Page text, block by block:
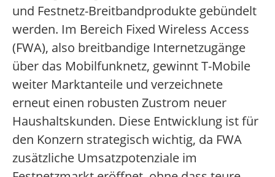
und Festnetz-Breitbandprodukte gebündelt
werden. Im Bereich Fixed Wireless Access
(FWA), also breitbandige Internetzugänge
über das Mobilfunknetz, gewinnt T-Mobile
weiter Marktanteile und verzeichnete
erneut einen robusten Zustrom neuer
Haushaltskunden. Diese Entwicklung ist für
den Konzern strategisch wichtig, da FWA
zusätzliche Umsatzpotenziale im